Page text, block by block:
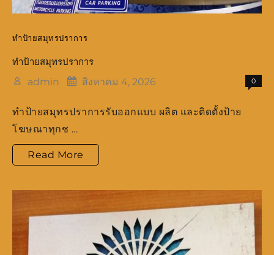
ทำป้ายสมุทรปราการ
ทำป้ายสมุทรปราการ
admin
สิงหาคม 4, 2026 0
ทำป้ายสมุทรปราการรับออกแบบ ผลิต และติดตั้งป้าย
โฆษณาทุกช …
ทำ
Read More